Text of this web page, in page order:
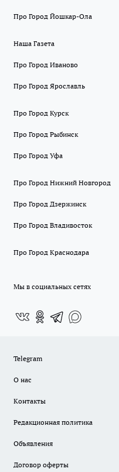
Про Город Йошкар-Ола
Наша Газета
Про Город Иваново
Про Город Ярославль
Про Город Курск
Про Город Рыбинск
Про Город Уфа
Про Город Нижний Новгород
Про Город Дзержинск
Про Город Владивосток
Про Город Краснодара
Мы в социальных сетях
Telegram
О нас
Контакты
Редакционная политика
Объявления
Договор оферты